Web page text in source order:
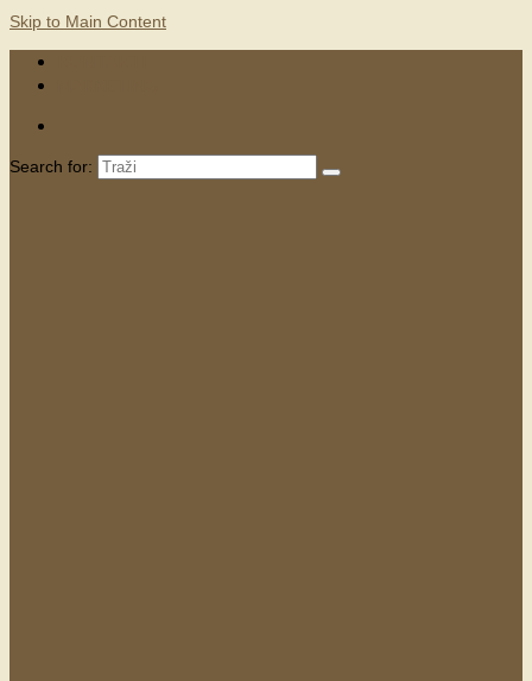
Skip to Main Content
Search for: